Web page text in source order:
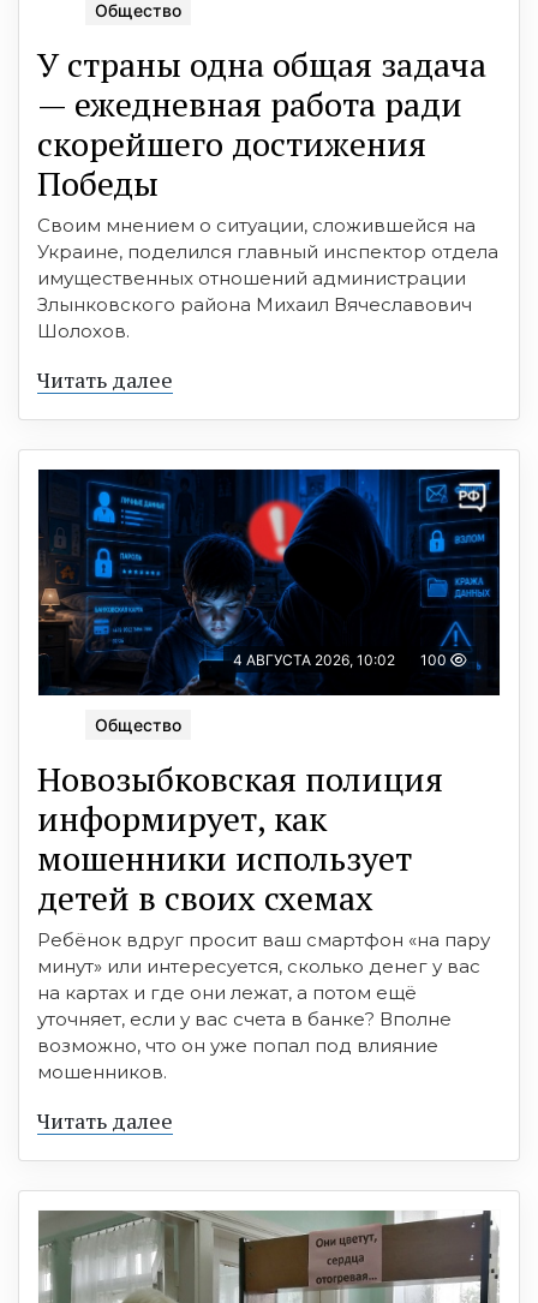
Общество
У страны одна общая задача
— ежедневная работа ради
скорейшего достижения
Победы
Своим мнением о ситуации, сложившейся на
Украине, поделился главный инспектор отдела
имущественных отношений администрации
Злынковского района Михаил Вячеславович
Шолохов.
Читать далее
4 АВГУСТА 2026, 10:02 100
Общество
Новозыбковская полиция
информирует, как
мошенники использует
детей в своих схемах
Ребёнок вдруг просит ваш смартфон «на пару
минут» или интересуется, сколько денег у вас
на картах и где они лежат, а потом ещё
уточняет, если у вас счета в банке? Вполне
возможно, что он уже попал под влияние
мошенников.
Читать далее